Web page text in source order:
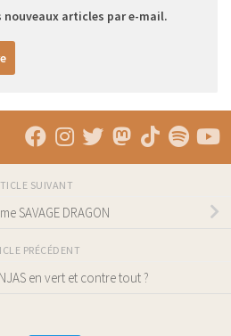
nouveaux articles par e-mail.
SUIVANT
SAVAGE DRAGON
PRÉCÉDENT
en vert et contre tout ?